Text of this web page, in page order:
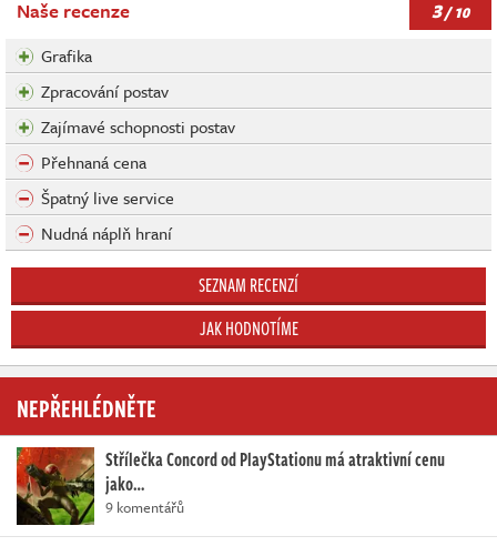
Naše recenze 3/ 10
Grafika
Zpracování postav
Zajímavé schopnosti postav
Přehnaná cena
Špatný live service
Nudná náplň hraní
SEZNAM RECENZÍ
JAK HODNOTÍME
NEPŘEHLÉDNĚTE
Střílečka Concord od PlayStationu má atraktivní cenu
jako…
9 komentářů